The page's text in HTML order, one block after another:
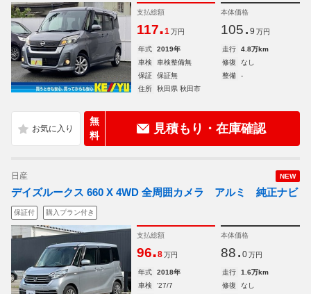
支払総額
117.1 万円
本体価格
105. 9 万円
年式 2019年 走行
4.8万km
車検
車検整備無 修復
なし
保証
保証無 整備
-
住所
秋田県 秋田市
無
料
見積もり・在庫確認
NEW
日産
デイズルークス 660 X 4WD 全周囲カメラ アルミ 純正ナビ
保証付 購入プラン付き
支払総額
96.8 万円
本体価格
88. 0 万円
年式 2018年 走行
1.6万km
車検
'27/7 修復
なし